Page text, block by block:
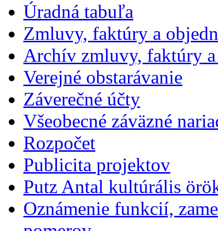
Úradná tabuľa
Zmluvy, faktúry a
Archív zmluvy, faktúry
Verejné obstarávanie
Záverečné účty
Všeobecné záväzné
Rozpočet
Publicita projektov
Putz Antal kultúrális
Oznámenie funkcií,